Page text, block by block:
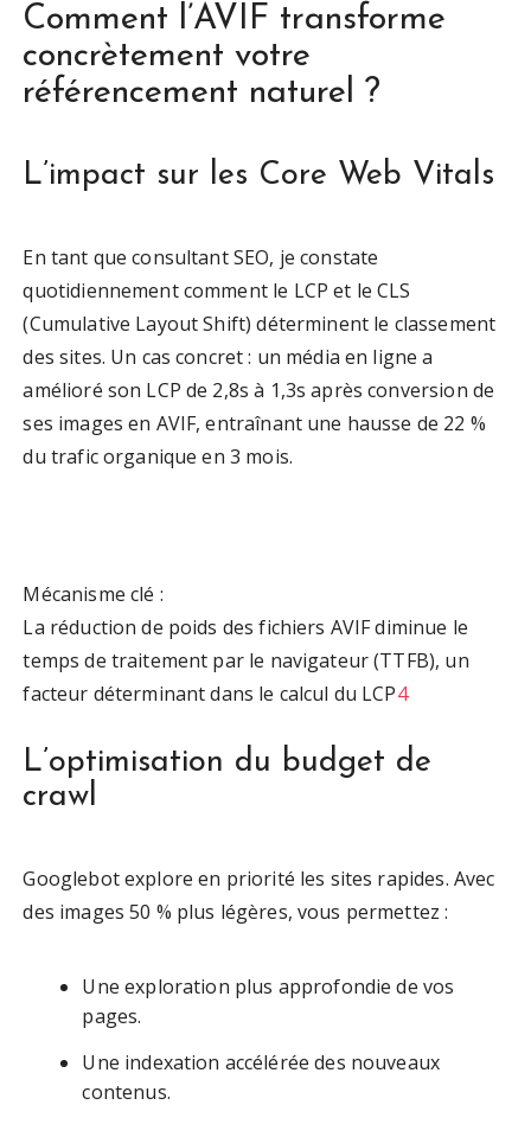
Comment l’AVIF transforme
concrètement votre
référencement naturel ?
L’impact sur les Core Web Vitals
En tant que consultant SEO, je constate
quotidiennement comment le LCP et le CLS
(Cumulative Layout Shift) déterminent le classement
des sites. Un cas concret : un média en ligne a
amélioré son LCP de 2,8s à 1,3s après conversion de
ses images en AVIF, entraînant une hausse de 22 %
du trafic organique en 3 mois.
Mécanisme clé :
La réduction de poids des fichiers AVIF diminue le
temps de traitement par le navigateur (TTFB), un
facteur déterminant dans le calcul du LCP4
L’optimisation du budget de
crawl
Googlebot explore en priorité les sites rapides. Avec
des images 50 % plus légères, vous permettez :
Une exploration plus approfondie de vos
pages.
Une indexation accélérée des nouveaux
contenus.